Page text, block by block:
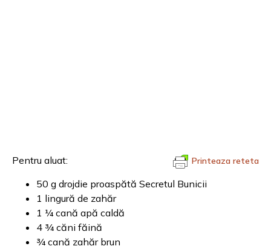
Printeaza reteta
Pentru aluat:
50 g drojdie proaspătă Secretul Bunicii
1 lingură de zahăr
1 ¼ cană apă caldă
4 ¾ căni făină
¾ cană zahăr brun